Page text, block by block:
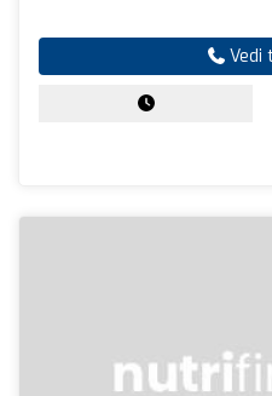
Vedi